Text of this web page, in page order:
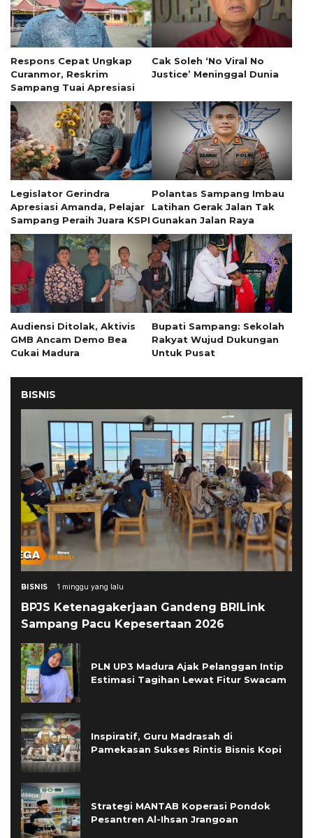
Respons Cepat Ungkap
Curanmor, Reskrim
Sampang Tuai Apresiasi
Cak Soleh ‘No Viral No
Justice’ Meninggal Dunia
Legislator Gerindra
Apresiasi Amanda, Pelajar
Sampang Peraih Juara KSPI
Polantas Sampang Imbau
Latihan Gerak Jalan Tak
Gunakan Jalan Raya
Audiensi Ditolak, Aktivis
GMB Ancam Demo Bea
Cukai Madura
Bupati Sampang: Sekolah
Rakyat Wujud Dukungan
Untuk Pusat
BISNIS
BISNIS 1 minggu yang lalu
BPJS Ketenagakerjaan Gandeng BRILink
Sampang Pacu Kepesertaan 2026
PLN UP3 Madura Ajak Pelanggan Intip
Estimasi Tagihan Lewat Fitur Swacam
Inspiratif, Guru Madrasah di
Pamekasan Sukses Rintis Bisnis Kopi
Strategi MANTAB Koperasi Pondok
Pesantren Al-Ihsan Jrangoan